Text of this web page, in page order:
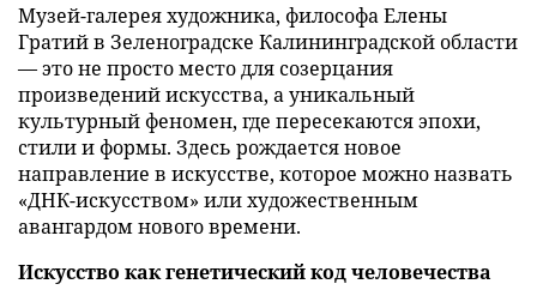
Музей-галерея художника, философа Елены
Гратий в Зеленоградске Калининградской области
— это не просто место для созерцания
произведений искусства, а уникальный
культурный феномен, где пересекаются эпохи,
стили и формы. Здесь рождается новое
направление в искусстве, которое можно назвать
«ДНК-искусством» или художественным
авангардом нового времени.
Искусство как генетический код человечества